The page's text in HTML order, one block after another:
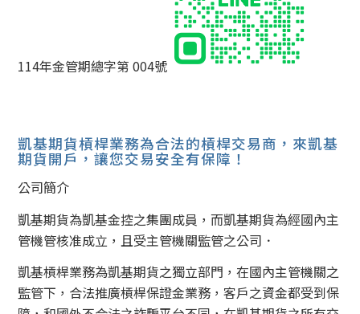
114年金管期總字第 004號
凱基期貨槓桿業務為合法的槓桿交易商，來凱基
期貨開戶，讓您交易安全有保障！
公司簡介
凱基期貨為凱基金控之集團成員，而凱基期貨為經國內主
管機管核准成立，且受主管機關監管之公司．
凱基槓桿業務為凱基期貨之獨立部門，在國內主管機關之
監管下，合法推廣槓桿保證金業務，客戶之資金都受到保